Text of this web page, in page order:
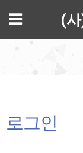
메뉴 (
로그인